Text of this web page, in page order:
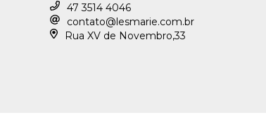
47 3514 4046
contato@lesmarie.com.br
Rua XV de Novembro,33